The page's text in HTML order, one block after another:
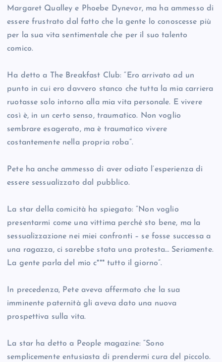
Margaret Qualley e Phoebe Dynevor, ma ha ammesso di
essere frustrato dal fatto che la gente lo conoscesse più
per la sua vita sentimentale che per il suo talento
comico.
Ha detto a The Breakfast Club: “Ero arrivato ad un
punto in cui ero davvero stanco che tutta la mia carriera
ruotasse solo intorno alla mia vita personale. E vivere
così è, in un certo senso, traumatico. Non voglio
sembrare esagerato, ma è traumatico vivere
costantemente nella propria roba”.
Pete ha anche ammesso di aver odiato l’esperienza di
essere sessualizzato dal pubblico.
La star della comicità ha spiegato: “Non voglio
presentarmi come una vittima perché sto bene, ma la
sessualizzazione nei miei confronti – se fosse successa a
una ragazza, ci sarebbe stata una protesta… Seriamente.
La gente parla del mio c*** tutto il giorno”.
In precedenza, Pete aveva affermato che la sua
imminente paternità gli aveva dato una nuova
prospettiva sulla vita.
La star ha detto a People magazine: “Sono
semplicemente entusiasta di prendermi cura del piccolo.